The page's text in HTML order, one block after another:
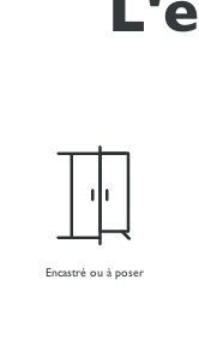
Encastré ou à poser